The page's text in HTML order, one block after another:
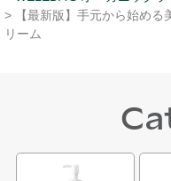
> 【最新版】手元から始める
リーム